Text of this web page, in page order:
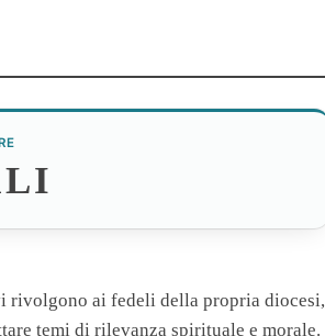
ai fedeli della propria diocesi,
temi di rilevanza spirituale e morale.